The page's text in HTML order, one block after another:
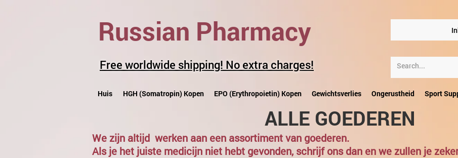
Russian Pharmacy
Free worldwide shipping! No extra charges!
Huis HGH (Somatropin) Kopen EPO (Erythropoietin) Kopen Gewichtsverlies Ongerustheid Sport
ALLE GOEDEREN
We zijn altijd werken aan een assortiment van goederen.
Als je het juiste medicijn niet hebt gevonden, schrijf ons dan en we zullen je